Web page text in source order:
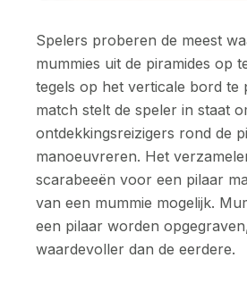
Spelers proberen de meest
mummies uit de piramides op
tegels op het verticale bord te
match stelt de speler in staat
ontdekkingsreizigers rond de
manoeuvreren. Het
scarabeeën voor een pilaar
van een mummie mogelijk.
een pilaar worden
waardevoller dan de eerdere.